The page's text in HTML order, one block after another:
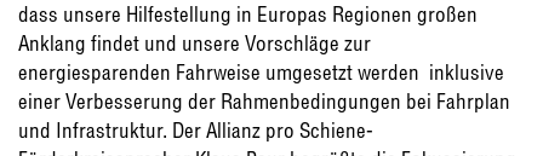
dass unsere Hilfestellung in Europas Regionen großen
Anklang findet und unsere Vorschläge zur
energiesparenden Fahrweise umgesetzt werden  inklusive
einer Verbesserung der Rahmenbedingungen bei Fahrplan
und Infrastruktur. Der Allianz pro Schiene-